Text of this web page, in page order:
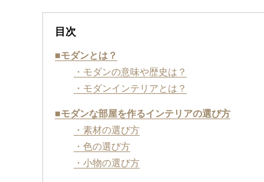
目次
■モダンとは？
・モダンの意味や歴史は？
・モダンインテリアとは？
■モダンな部屋を作るインテリアの選び方
・素材の選び方
・色の選び方
・小物の選び方